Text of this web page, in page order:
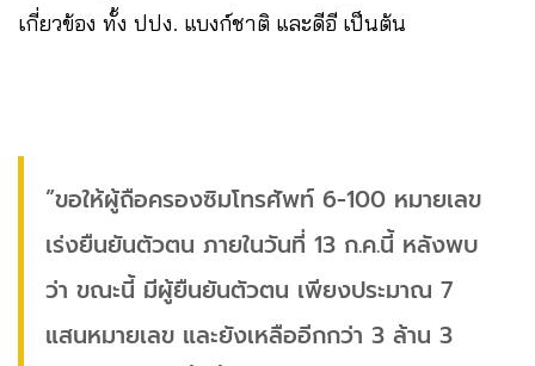
เกี่ยวข้อง ทั้ง ปปง. แบงก์ชาติ และดีอี เป็นต้น
”ขอให้ผู้ถือครองซิมโทรศัพท์ 6-100 หมายเลข
เร่งยืนยันตัวตน ภายในวันที่ 13 ก.ค.นี้ หลังพบ
ว่า ขณะนี้ มีผู้ยืนยันตัวตน เพียงประมาณ 7
แสนหมายเลข และยังเหลืออีกกว่า 3 ล้าน 3